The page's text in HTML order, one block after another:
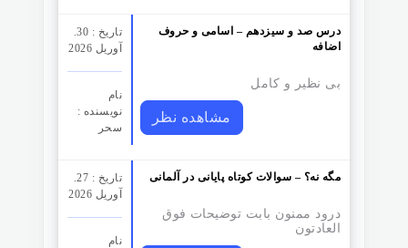
تاریخ : 30.
آوریل 2026
نام
نویسنده :
سحر
درس صد و سیزدهم – اسامی و حروف
اضافه
بی نظیر و کامل
مشاهده نظر
تاریخ : 27.
آوریل 2026
نام
مگه نه؟ – سوالات کوتاه پایانی در آلمانی
درود ممنون بابت توضیحات فوق
العادتون